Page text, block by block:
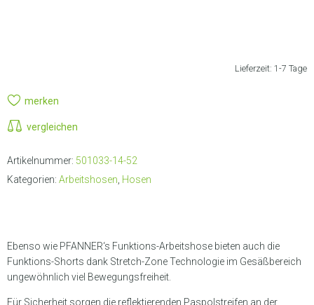
Lieferzeit: 1-7 Tage
merken
vergleichen
Artikelnummer: 501033-14-52
Kategorien: Arbeitshosen Hosen
Ebenso wie PFANNER‘s Funktions-Arbeitshose bieten auch die
Funktions-Shorts dank Stretch-Zone Technologie im Gesäßbereich
ungewöhnlich viel Bewegungsfreiheit.
Für Sicherheit sorgen die reflektierenden Paspolstreifen an der